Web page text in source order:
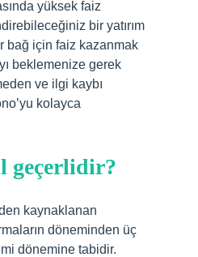
yüksek faiz
bir yatırım
bağ için faiz kazanmak
beklemenize gerek
ve ilgi kaybı
kolayca
geçerlidir?
kaynaklanan
döneminden üç
dönemine tabidir.